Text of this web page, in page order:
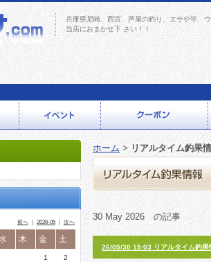
兵庫県尼崎、西宮、芦屋の釣り、エサや竿、
当店におまかせ下 さい！！
前へ 2026-05 次へ
木 金 土
1 2
ホーム > リアルタイム釣果
30 May 2026 の記事
26/05/30 15:03 リアルタイム釣果